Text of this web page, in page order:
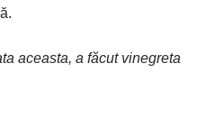
aceasta, a făcut vinegreta